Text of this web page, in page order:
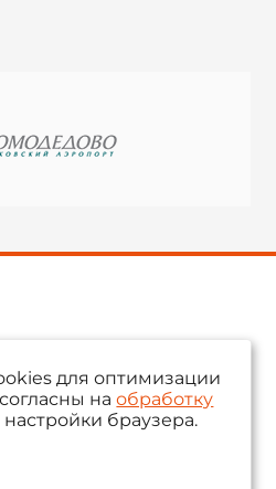
данных
для оптимизации
наобработку
браузера.